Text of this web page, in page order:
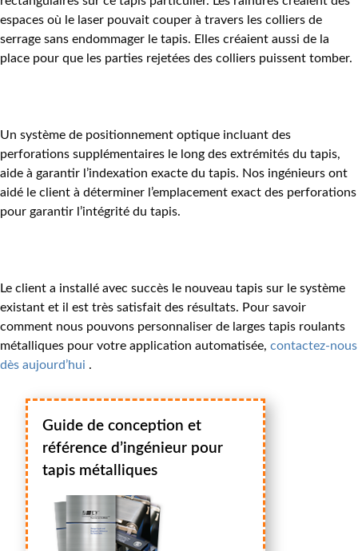
espaces où le laser pouvait couper à travers les colliers de
serrage sans endommager le tapis. Elles créaient aussi de la
place pour que les parties rejetées des colliers puissent tomber.
Un système de positionnement optique incluant des
perforations supplémentaires le long des extrémités du tapis,
aide à garantir l’indexation exacte du tapis. Nos ingénieurs ont
aidé le client à déterminer l’emplacement exact des perforations
pour garantir l’intégrité du tapis.
Le client a installé avec succès le nouveau tapis sur le système
existant et il est très satisfait des résultats. Pour savoir
comment nous pouvons personnaliser de larges tapis roulants
métalliques pour votre application automatisée, contactez-nous
dès aujourd’hui .
Guide de conception et
référence d’ingénieur pour
tapis métalliques